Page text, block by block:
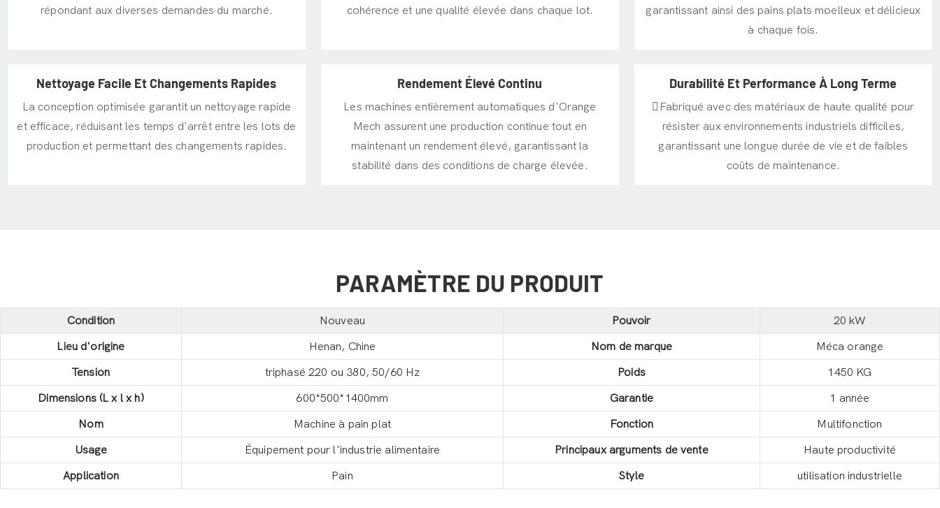
répondant aux diverses demandes du marché.
cohérence et une qualité élevée dans chaque lot.
garantissant ainsi des pains plats moelleux et délicieux
à chaque fois.
Nettoyage Facile Et Changements Rapides
La conception optimisée garantit un nettoyage rapide
et efficace, réduisant les temps d'arrêt entre les lots de
production et permettant des changements rapides.
Rendement Élevé Continu
Les machines entièrement automatiques d'Orange
Mech assurent une production continue tout en
maintenant un rendement élevé, garantissant la
stabilité dans des conditions de charge élevée.
Durabilité Et Performance À Long Terme
Fabriqué avec des matériaux de haute qualité pour
résister aux environnements industriels difficiles,
garantissant une longue durée de vie et de faibles
coûts de maintenance.
PARAMÈTRE DU PRODUIT
Condition Nouveau Pouvoir 20 kW
Lieu d'origine Henan, Chine Nom de marque Méca orange
Tension triphasé 220 ou 380, 50/60 Hz Poids 1450 KG
Dimensions (L x l x h) 600*500*1400mm Garantie 1 année
Nom Machine à pain plat Fonction Multifonction
Usage Équipement pour l'industrie alimentaire Principaux arguments de vente Haute productivité
Application Pain Style utilisation industrielle